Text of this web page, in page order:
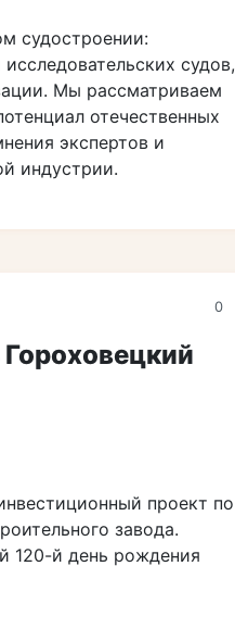
судостроении:
судов,
Мы рассматриваем
отечественных
экспертов и
индустрии.
0
проект по
завода.
120-й день рождения